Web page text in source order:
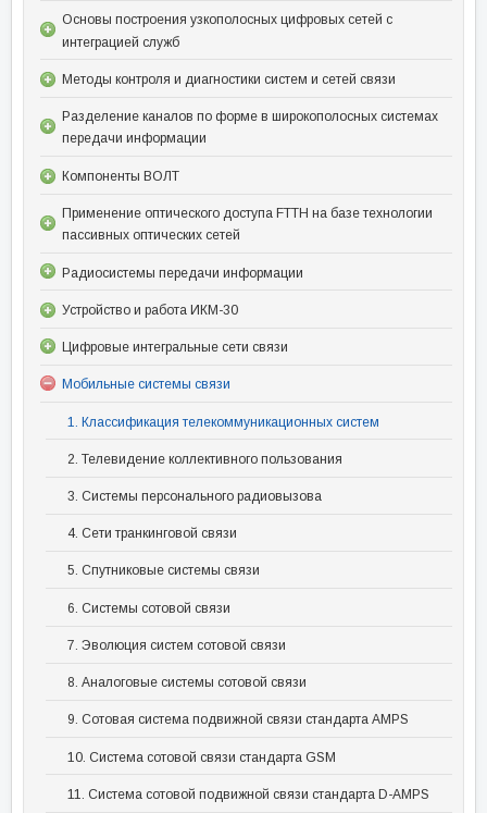
Основы построения узкополосных цифровых сетей с
интеграцией служб
Методы контроля и диагностики систем и сетей связи
Разделение каналов по форме в широкополосных системах
передачи информации
Компоненты ВОЛТ
Применение оптического доступа FTTH на базе технологии
пассивных оптических сетей
Радиосистемы передачи информации
Устройство и работа ИКМ-30
Цифровые интегральные сети связи
Мобильные системы связи
1. Классификация телекоммуникационных систем
2. Телевидение коллективного пользования
3. Системы персонального радиовызова
4. Сети транкинговой связи
5. Спутниковые системы связи
6. Системы сотовой связи
7. Эволюция систем сотовой связи
8. Аналоговые системы сотовой связи
9. Сотовая система подвижной связи стандарта AMPS
10. Система сотовой связи стандарта GSM
11. Система сотовой подвижной связи стандарта D-AMPS